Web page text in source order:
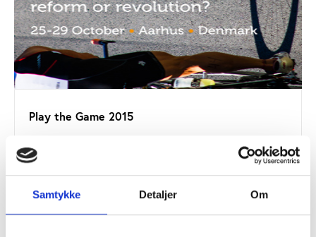
Samtykke Detaljer Om
Play the Game 2015